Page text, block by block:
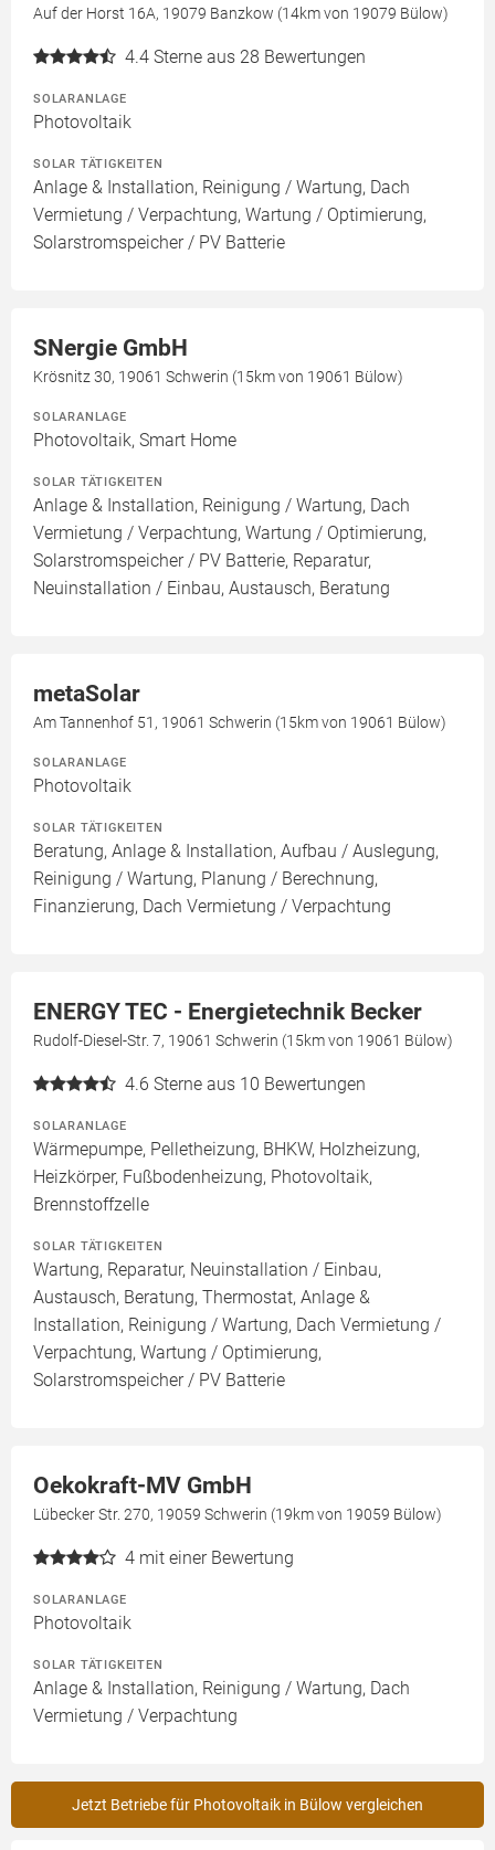
Auf der Horst 16A, 19079 Banzkow (14km von 19079 Bülow)
4.4 Sterne aus 28 Bewertungen
SOLARANLAGE
Photovoltaik
SOLAR TÄTIGKEITEN
Anlage & Installation, Reinigung / Wartung, Dach
Vermietung / Verpachtung, Wartung / Optimierung,
Solarstromspeicher / PV Batterie
SNergie GmbH
Krösnitz 30, 19061 Schwerin (15km von 19061 Bülow)
SOLARANLAGE
Photovoltaik, Smart Home
SOLAR TÄTIGKEITEN
Anlage & Installation, Reinigung / Wartung, Dach
Vermietung / Verpachtung, Wartung / Optimierung,
Solarstromspeicher / PV Batterie, Reparatur,
Neuinstallation / Einbau, Austausch, Beratung
metaSolar
Am Tannenhof 51, 19061 Schwerin (15km von 19061 Bülow)
SOLARANLAGE
Photovoltaik
SOLAR TÄTIGKEITEN
Beratung, Anlage & Installation, Aufbau / Auslegung,
Reinigung / Wartung, Planung / Berechnung,
Finanzierung, Dach Vermietung / Verpachtung
ENERGY TEC - Energietechnik Becker
Rudolf-Diesel-Str. 7, 19061 Schwerin (15km von 19061 Bülow)
4.6 Sterne aus 10 Bewertungen
SOLARANLAGE
Wärmepumpe, Pelletheizung, BHKW, Holzheizung,
Heizkörper, Fußbodenheizung, Photovoltaik,
Brennstoffzelle
SOLAR TÄTIGKEITEN
Wartung, Reparatur, Neuinstallation / Einbau,
Austausch, Beratung, Thermostat, Anlage &
Installation, Reinigung / Wartung, Dach Vermietung /
Verpachtung, Wartung / Optimierung,
Solarstromspeicher / PV Batterie
Oekokraft-MV GmbH
Lübecker Str. 270, 19059 Schwerin (19km von 19059 Bülow)
4 mit einer Bewertung
SOLARANLAGE
Photovoltaik
SOLAR TÄTIGKEITEN
Anlage & Installation, Reinigung / Wartung, Dach
Vermietung / Verpachtung
Jetzt Betriebe für Photovoltaik in Bülow vergleichen